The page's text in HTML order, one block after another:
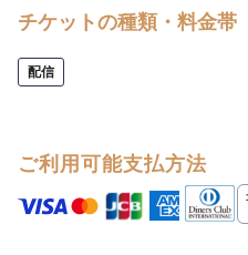
チケットの種類・料金帯
配信
ご利用可能支払方法